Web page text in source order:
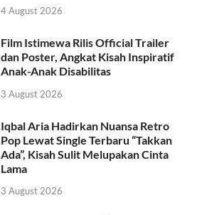
4 August 2026
Film Istimewa Rilis Official Trailer
dan Poster, Angkat Kisah Inspiratif
Anak-Anak Disabilitas
3 August 2026
Iqbal Aria Hadirkan Nuansa Retro
Pop Lewat Single Terbaru “Takkan
Ada”, Kisah Sulit Melupakan Cinta
Lama
3 August 2026